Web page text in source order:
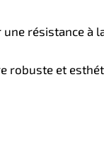
résistance à
robuste et